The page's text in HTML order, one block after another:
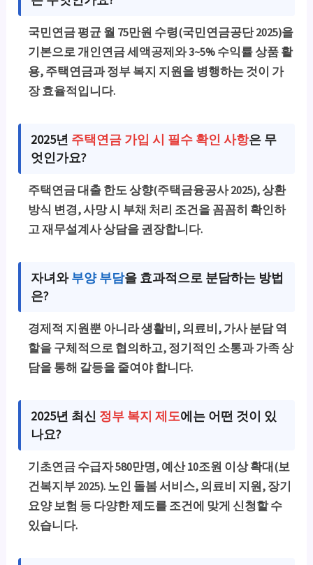
국민연금 평균 월 75만원 수령(국민연금공단 2025)을
기본으로 개인연금 세액공제와 3~5% 수익률 상품 활
용, 주택연금과 정부 복지 지원을 병행하는 것이 가
장 효율적입니다.
2025년 주택연금 가입 시 필수 확인 사항은 무
엇인가요?
주택연금 대출 한도 상향(주택금융공사 2025), 상환
방식 변경, 사망 시 부채 처리 조건을 꼼꼼히 확인하
고 재무설계사 상담을 권장합니다.
자녀와부양 부담을 효과적으로 분담하는 방법
은?
경제적 지원뿐 아니라 생활비, 의료비, 가사 분담 역
할을 구체적으로 협의하고, 정기적인 소통과 가족 상
담을 통해 갈등을 줄여야 합니다.
2025년 최신 정부 복지 제도에는 어떤 것이 있
나요?
기초연금 수급자 580만명, 예산 10조원 이상 확대(보
건복지부 2025). 노인 돌봄 서비스, 의료비 지원, 장기
요양 보험 등 다양한 제도를 조건에 맞게 신청할 수
있습니다.